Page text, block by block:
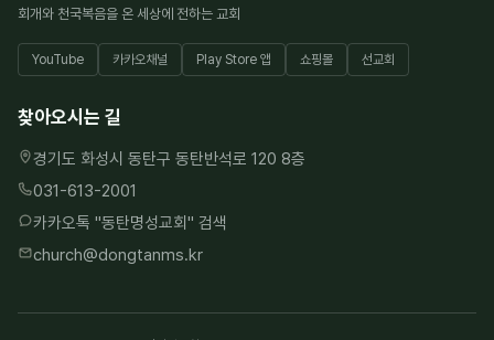
회개와 천국복음을 온 세상에 전하는 교회
YouTube 카카오채널 Play Store 앱 쇼핑몰 선교회
찾아오시는 길
경기도 화성시 동탄구 동탄반석로 120 8층
031-613-2001
카카오톡 "동탄명성교회" 검색
church@dongtanms.kr